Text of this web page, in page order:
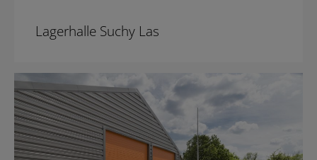
Lagerhalle Suchy Las